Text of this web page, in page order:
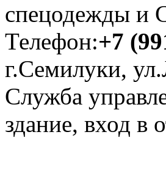
спецодежды и
Телефон:+7
г.Семилуки,
Служба
здание, вход в